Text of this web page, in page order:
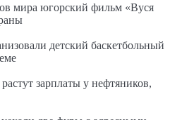
мира югорский фильм «Вуся
детский баскетбольный
зарплаты у нефтяников,